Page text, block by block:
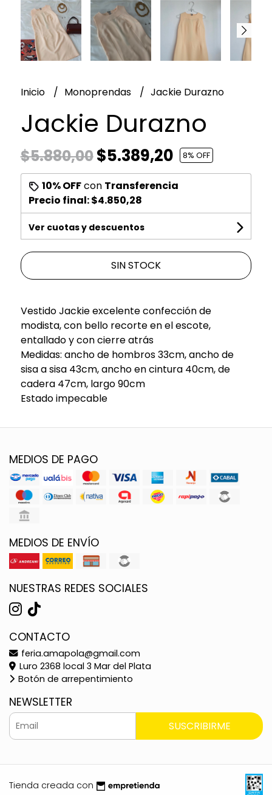
Inicio Monoprendas Jackie Durazno
Jackie Durazno
$5.880,00$5.389,20 8% OFF
10% OFFcon Transferencia
Precio final:$4.850,28
Ver cuotas y descuentos
SIN STOCK
Vestido Jackie excelente confección de
modista, con bello recorte en el escote,
entallado y con cierre atrás
Medidas: ancho de hombros 33cm, ancho de
sisa a sisa 43cm, ancho en cintura 40cm, de
cadera 47cm, largo 90cm
Estado impecable
MEDIOS DE PAGO
MEDIOS DE ENVÍO
NUESTRAS REDES SOCIALES
CONTACTO
feria.amapola@gmail.com
Luro 2368 local 3 Mar del Plata
Botón de arrepentimiento
NEWSLETTER
SUSCRIBIRME
Tienda creada con